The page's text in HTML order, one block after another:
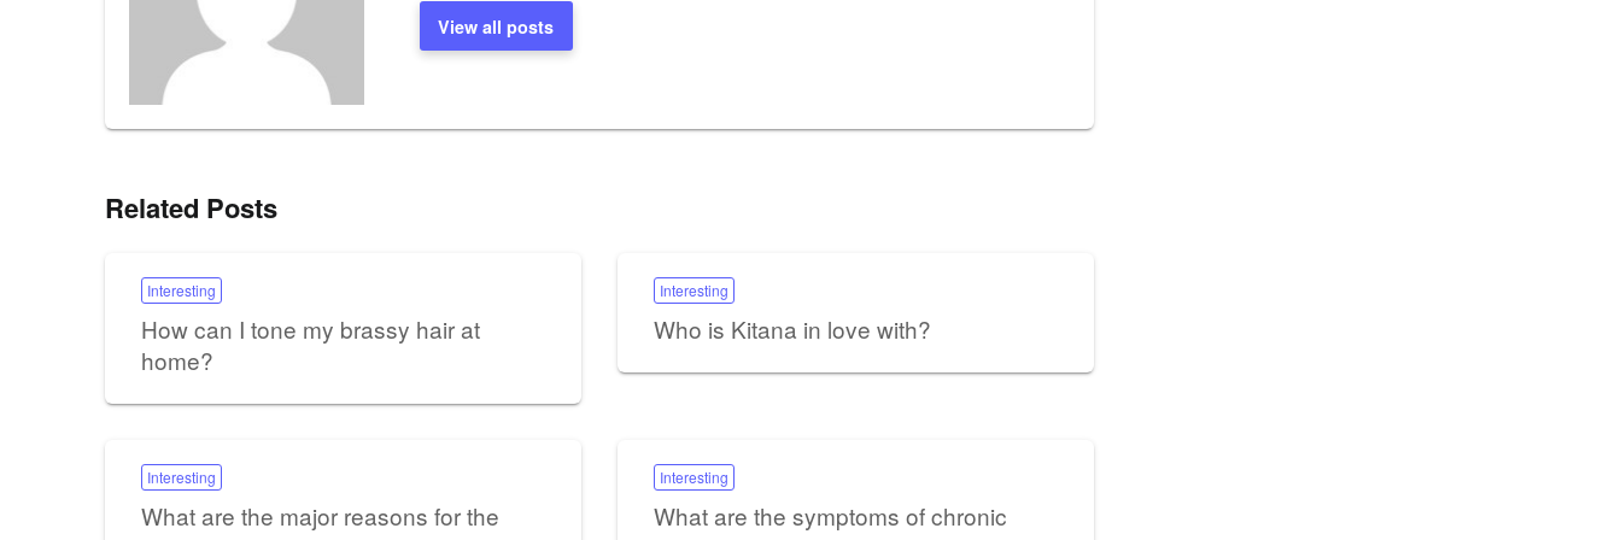
View all posts
Related Posts
Interesting
How can I tone my brassy hair at
home?
Interesting
Who is Kitana in love with?
Interesting
What are the major reasons for the
Interesting
What are the symptoms of chronic